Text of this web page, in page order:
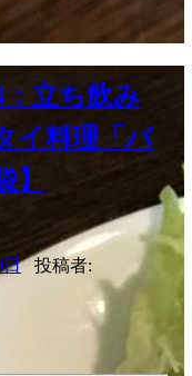
立ち飲み
イ料理「バ
日 投稿者: